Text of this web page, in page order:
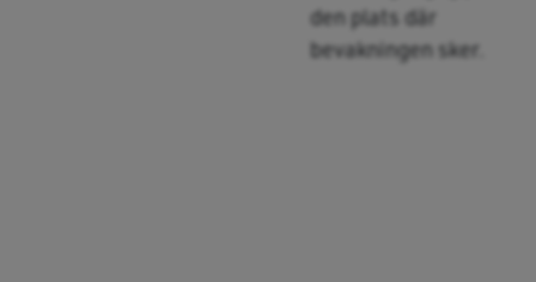
den plats där
bevakningen sker.